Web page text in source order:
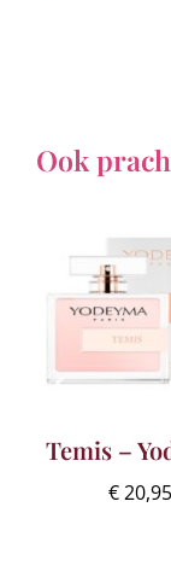
Ook
Temis –
€20,95